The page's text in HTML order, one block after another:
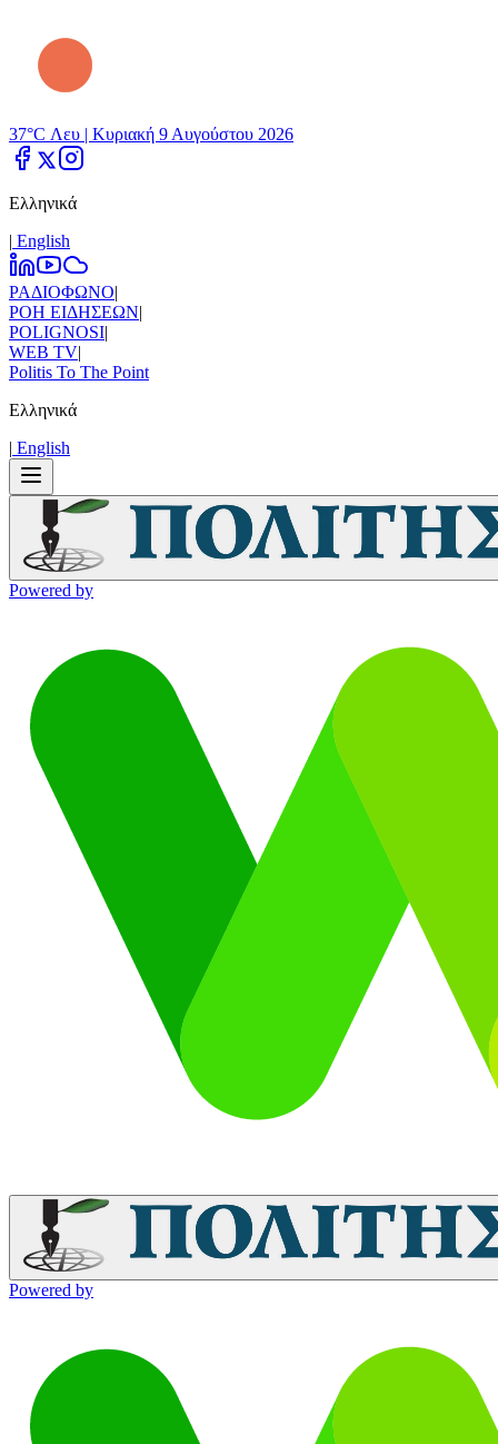
37°C Λευ | Κυριακή 9 Αυγούστου 2026
Ελληνικά
| Εnglish
ΡΑΔΙΟΦΩΝΟ|
ΡΟΗ ΕΙΔΗΣΕΩΝ|
POLIGNOSI|
WEB TV|
Politis To The Point
Ελληνικά
| Εnglish
Powered by
Powered by